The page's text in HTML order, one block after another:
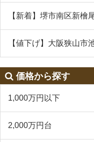
【新着】堺市南区新檜
【値下げ】大阪狭山市
価格から探す
1,000万円以下
2,000万円台